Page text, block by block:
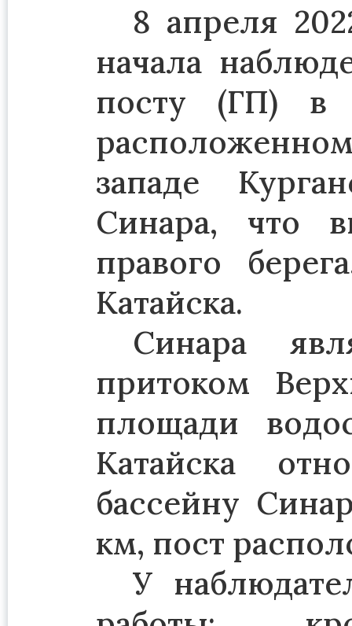
8 апреля
начала
посту (ГП) в
западе
Синара, что
правого
Катайска.
Синара
притоком
площади
Катайска
бассейну
км, пост
У